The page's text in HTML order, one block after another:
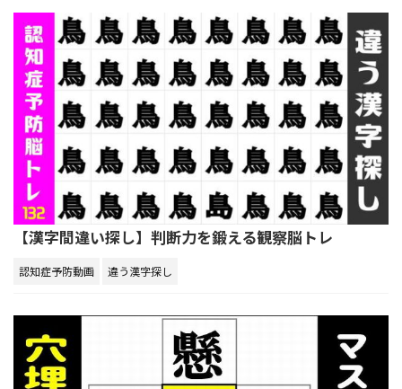
【漢字間違い探し】判断力を鍛える観察脳トレ
認知症予防動画 違う漢字探し